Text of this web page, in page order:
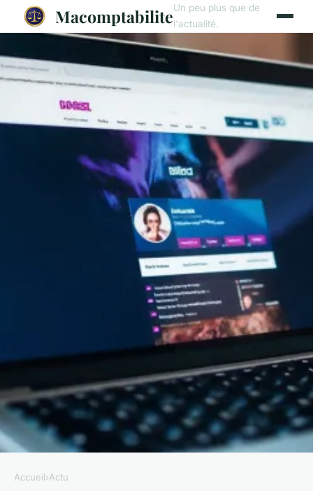
MacomptabiliteUn peu plus que de
l'actualité.
Accueil›Actu